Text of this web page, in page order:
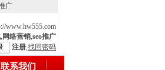
广
www.hw555.com
, 网络营销,seo推广
注册,找回密码
联系我们